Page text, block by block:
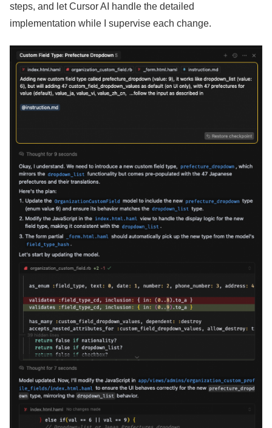
steps, and let Cursor AI handle the detailed
implementation while I supervise each change.